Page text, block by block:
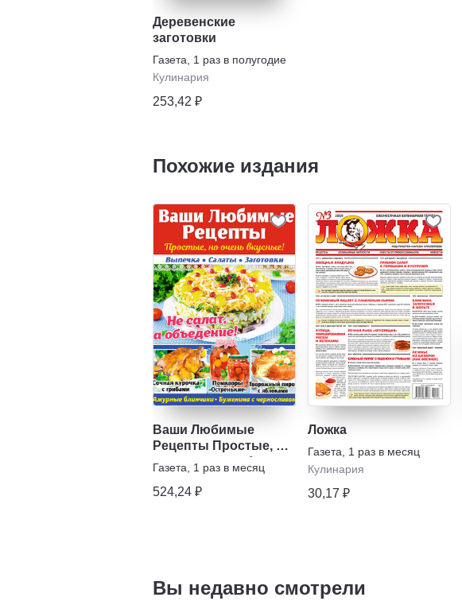
Деревенские
заготовки
Газета
1 раз в полугодие
Кулинария
253,42 ₽
Похожие издания
Ваши Любимые
Рецепты Простые, но
очень вкусные!
Выпечка, Салаты,
Заготовки
Газета 1 раз в месяц
524,24 ₽
Ложка
Газета
1 раз в месяц
Кулинария
30,17 ₽
Вы недавно смотрели